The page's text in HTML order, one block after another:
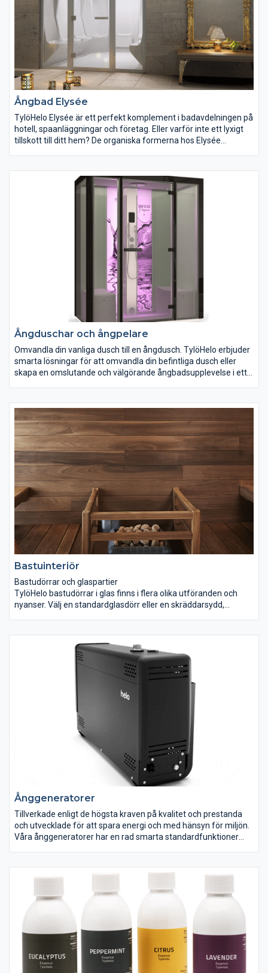
Ångbad Elysée
TylöHelo Elysée är ett perfekt komplement i badavdelningen på
hotell, spaanläggningar och företag. Eller varför inte ett lyxigt
tillskott till ditt hem? De organiska formerna hos Elysée
Ångduschar och ångpelare
Omvandla din vanliga dusch till en ångdusch. TylöHelo erbjuder
smarta lösningar för att omvandla din befintliga dusch eller
skapa en omslutande och välgörande ångbadsupplevelse i ett
Bastuinteriör
Bastudörrar och glaspartier
TylöHelo bastudörrar i glas finns i flera olika utföranden och
nyanser. Välj en standardglasdörr eller en skräddarsydd,
Lägg till bastupaneler i matchande material eller välj ett annat
träslag för att skapa kontrast. Vi har träpaneler i olika bredder
samt vår egen specialdesign, Taika-panel i kryssfaner.
Ånggeneratorer
Tillverkade enligt de högsta kraven på kvalitet och prestanda
och utvecklade för att spara energi och med hänsyn för miljön.
Våra ånggeneratorer har en rad smarta standardfunktioner